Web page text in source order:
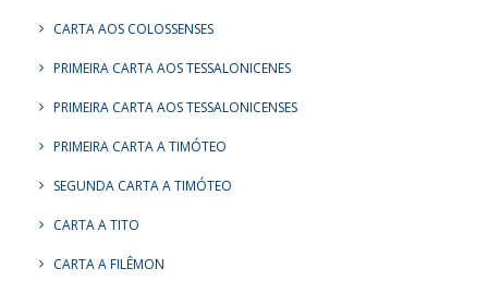
CARTA AOS COLOSSENSES
PRIMEIRA CARTA AOS TESSALONICENES
PRIMEIRA CARTA AOS TESSALONICENSES
PRIMEIRA CARTA A TIMÓTEO
SEGUNDA CARTA A TIMÓTEO
CARTA A TITO
CARTA A FILÊMON